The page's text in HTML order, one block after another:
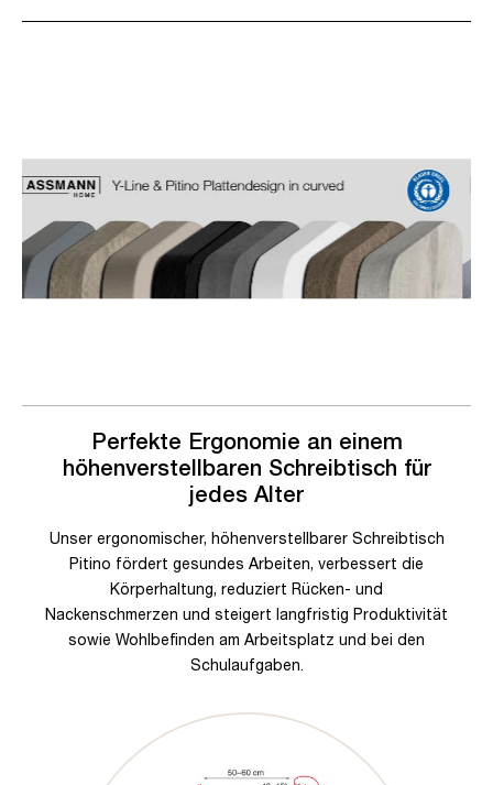
Perfekte Ergonomie an einem
höhenverstellbaren Schreibtisch für
jedes Alter
Unser ergonomischer, höhenverstellbarer Schreibtisch
Pitino fördert gesundes Arbeiten, verbessert die
Körperhaltung, reduziert Rücken- und
Nackenschmerzen und steigert langfristig Produktivität
sowie Wohlbefinden am Arbeitsplatz und bei den
Schulaufgaben.